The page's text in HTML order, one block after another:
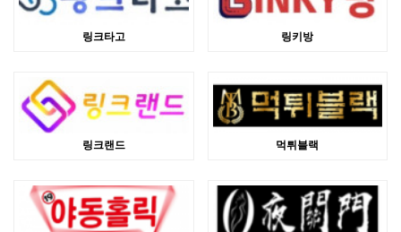
링크타고 링키방
링크랜드 먹튀블랙